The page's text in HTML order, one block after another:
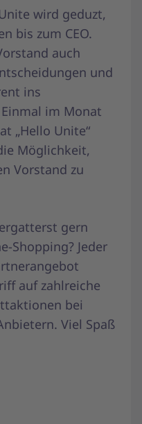
wird geduzt,
bis zum CEO.
auch
und
ins
im Monat
„Hello Unite“
Möglichkeit,
Vorstand zu
gern
Shopping? Jeder
auf zahlreiche
bei
Viel Spaß